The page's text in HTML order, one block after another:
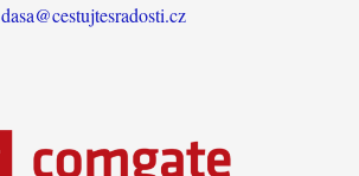
dasa@cestujtesradosti.cz